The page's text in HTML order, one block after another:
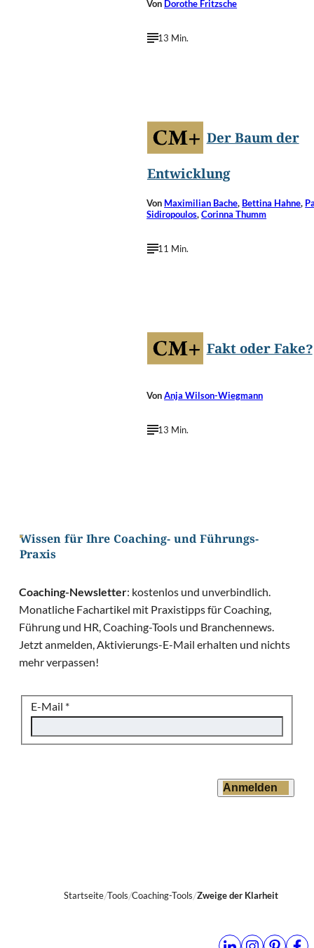
Von Dorothe Fritzsche
13 Min.
Der Baum der
Entwicklung
Von Maximilian Bache, Bettina Hahne,
Sidiropoulos,Corinna Thumm
11 Min.
Fakt oder Fake?
VonAnja Wilson-Wiegmann
13 Min.
Wissen für Ihre Coaching- und Führungs-
Praxis
Coaching-Newsletter: kostenlos und unverbindlich.
Monatliche Fachartikel mit Praxistipps für Coaching,
Führung und HR, Coaching-Tools und Branchennews.
Jetzt anmelden, Aktivierungs-E-Mail erhalten und nichts
mehr verpassen!
E-Mail *
Anmelden
Startseite Tools Coaching-Tools Zweige der Klarheit